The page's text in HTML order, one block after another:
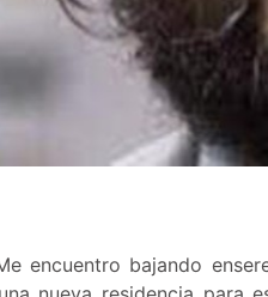
encuentro bajando